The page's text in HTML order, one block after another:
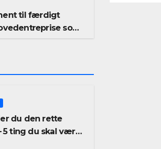
til færdigt
som
du den rette
5 ting du skal være